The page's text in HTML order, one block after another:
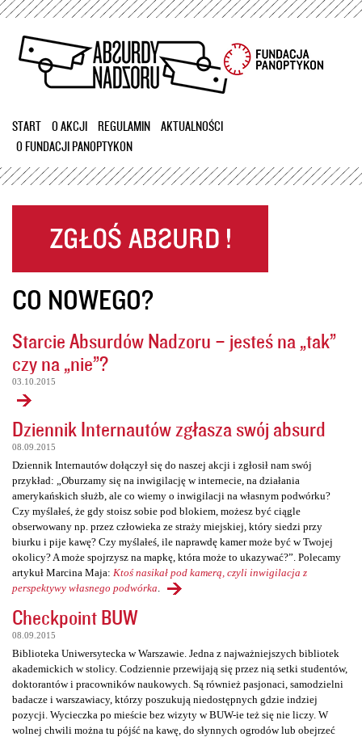
Przejdź
treści
START O AKCJI REGULAMIN
AKTUALNOŚCI
O FUNDACJI PANOPTYKON
CO NOWEGO?
Starcie Absurdów Nadzoru – jesteś na „tak”
czy na „nie”?
03.10.2015
Dziennik Internautów zgłasza swój absurd
08.09.2015
Dziennik Internautów dołączył się do naszej akcji i zgłosił nam swój
przykład: „Oburzamy się na inwigilację w internecie, na działania
amerykańskich służb, ale co wiemy o inwigilacji na własnym podwórku?
Czy myślałeś, że gdy stoisz sobie pod blokiem, możesz być ciągle
obserwowany np. przez człowieka ze straży miejskiej, który siedzi przy
biurku i pije kawę? Czy myślałeś, ile naprawdę kamer może być w Twojej
okolicy? A może spojrzysz na mapkę, która może to ukazywać?”. Polecamy
artykuł Marcina Maja: Ktoś nasikał pod kamerą, czyli inwigilacja z
perspektywy własnego podwórka
Checkpoint BUW
08.09.2015
Biblioteka Uniwersytecka w Warszawie. Jedna z najważniejszych bibliotek
akademickich w stolicy. Codziennie przewijają się przez nią setki studentów,
doktorantów i pracowników naukowych. Są również pasjonaci, samodzielni
badacze i warszawiacy, którzy poszukują niedostępnych gdzie indziej
pozycji. Wycieczka po mieście bez wizyty w BUW-ie też się nie liczy. W
wolnej chwili można tu pójść na kawę, do słynnych ogrodów lub obejrzeć